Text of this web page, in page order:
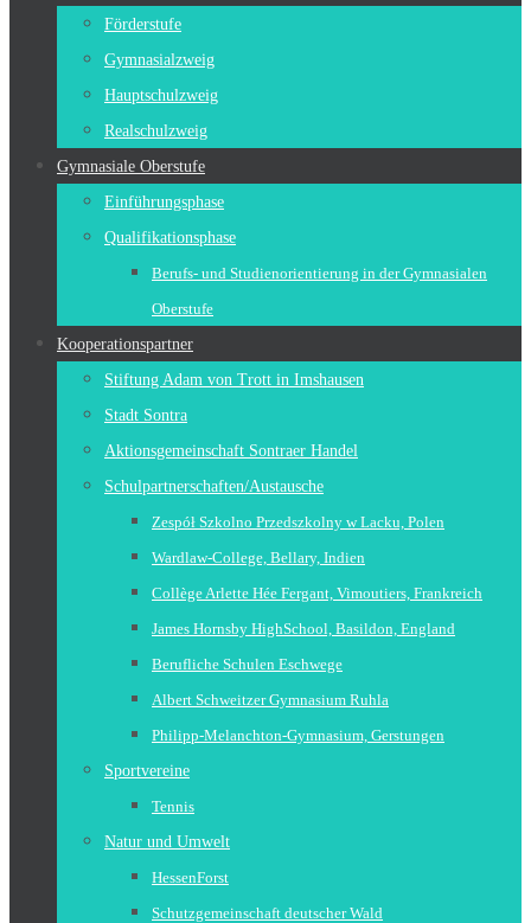
Förderstufe
Gymnasialzweig
Hauptschulzweig
Realschulzweig
Gymnasiale Oberstufe
Einführungsphase
Qualifikationsphase
Berufs- und Studienorientierung in der Gymnasialen
Oberstufe
Kooperationspartner
Stiftung Adam von Trott in Imshausen
Stadt Sontra
Aktionsgemeinschaft Sontraer Handel
Schulpartnerschaften/Austausche
Zespół Szkolno Przedszkolny w Lacku, Polen
Wardlaw-College, Bellary, Indien
Collège Arlette Hée Fergant, Vimoutiers, Frankreich
James Hornsby HighSchool, Basildon, England
Berufliche Schulen Eschwege
Albert Schweitzer Gymnasium Ruhla
Philipp-Melanchton-Gymnasium, Gerstungen
Sportvereine
Tennis
Natur und Umwelt
HessenForst
Schutzgemeinschaft deutscher Wald